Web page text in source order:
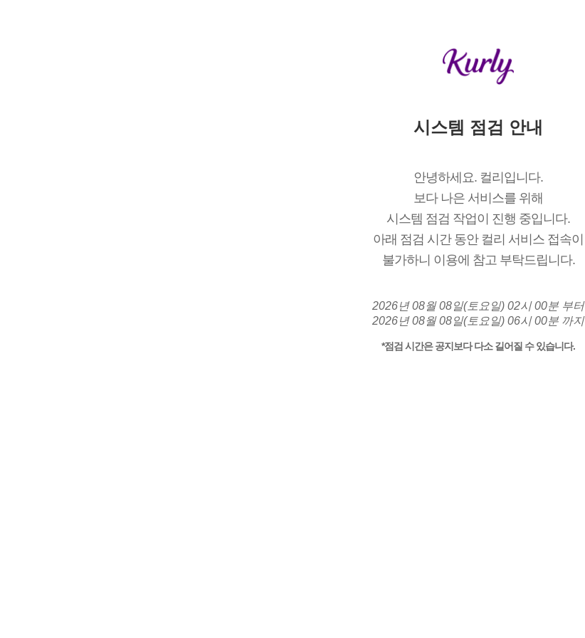
시스템 점검 안내
안녕하세요. 컬리입니다.
보다 나은 서비스를 위해
시스템 점검 작업이 진행 중입니다.
아래 점검 시간 동안 컬리 서비스 접속이
불가하니 이용에 참고 부탁드립니다.
2026년 08월 08일(토요일) 02시 00분 부터
2026년 08월 08일(토요일) 06시 00분 까지
*점검 시간은 공지보다 다소 길어질 수 있습니다.